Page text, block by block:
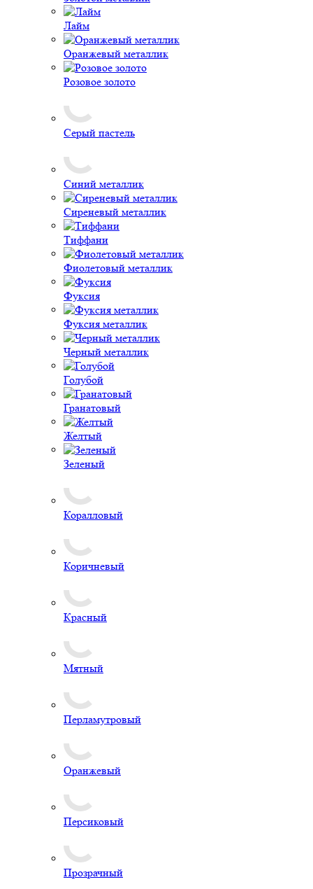
Лайм
Оранжевый металлик
Розовое золото
Серый пастель
Синий металлик
Сиреневый металлик
Тиффани
Фиолетовый металлик
Фуксия
Фуксия металлик
Черный металлик
Голубой
Гранатовый
Желтый
Зеленый
Коралловый
Коричневый
Красный
Мятный
Перламутровый
Оранжевый
Персиковый
Прозрачный